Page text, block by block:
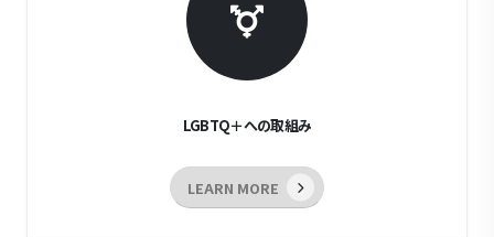
LGBTQ＋への取組み
LEARN MORE